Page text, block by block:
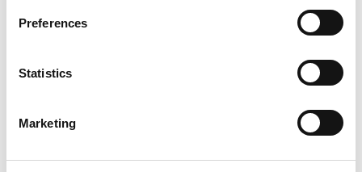
Preferences
Statistics
MarketingDodaci za kalupe za
mogućnosti za proizvodnju